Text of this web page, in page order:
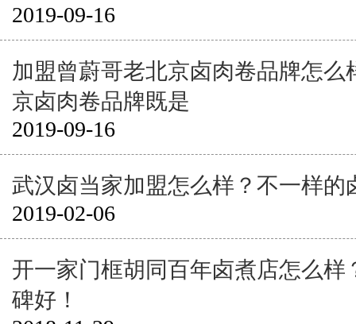
2019-09-16
加盟曾蔚哥老北京卤肉卷品牌怎么
京卤肉卷品牌既是
2019-09-16
武汉卤当家加盟怎么样？不一样的
2019-02-06
开一家门框胡同百年卤煮店怎么样
碑好！